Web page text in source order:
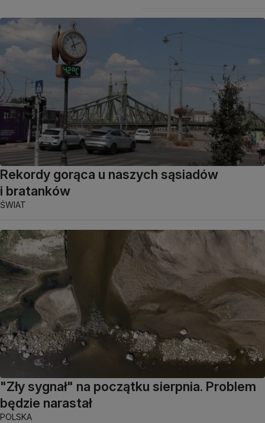
Rekordy gorąca u naszych sąsiadów
i bratanków
ŚWIAT
"Zły sygnał" na początku sierpnia. Problem
będzie narastał
POLSKA